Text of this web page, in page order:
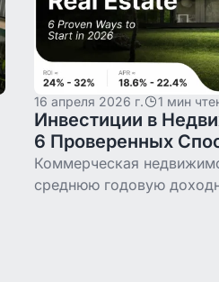
16 апреля 2026 г. 1 мин
Инвестиции в
6 Проверенных
Коммерческая
среднюю годовую